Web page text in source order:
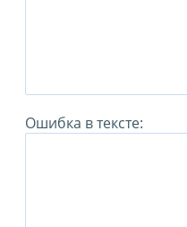
Ошибка в тексте: